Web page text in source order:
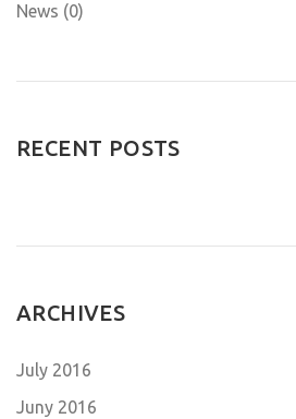
News (0)
RECENT POSTS
ARCHIVES
July 2016
Juny 2016